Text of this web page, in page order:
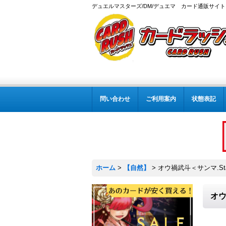
デュエルマスターズ/DM/デュエマ カード通販サイト
問い合わせ ご利用案内 状態表記
ホーム > 【自然】 > オウ禍武斗＜サンマ
オ